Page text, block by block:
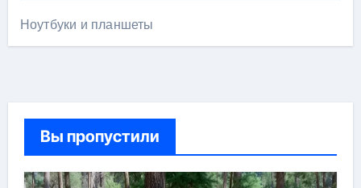
Ноутбуки и планшеты
Вы пропустили